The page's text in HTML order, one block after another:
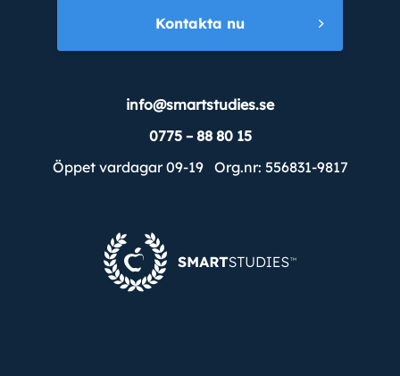
info@smartstudies.se
0775 – 88 80 15
Öppet vardagar 09-19 Org.nr: 556831-9817
Kontakta nu